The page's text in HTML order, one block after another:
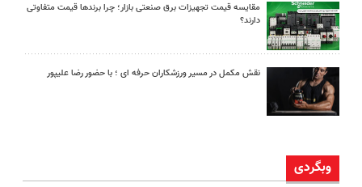
مقایسه قیمت تجهیزات برق صنعتی بازار؛ چرا برندها قیمت متفاوتی
دارند؟
نقش مکمل در مسیر ورزشکاران حرفه ای ؛ با حضور رضا علیپور
وبگردی